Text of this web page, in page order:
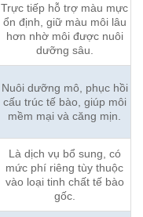
Trực tiếp hỗ trợ màu mực
ổn định, giữ màu môi lâu
hơn nhờ môi được nuôi
dưỡng sâu.
Nuôi dưỡng mô, phục hồi
cấu trúc tế bào, giúp môi
mềm mại và căng mịn.
Là dịch vụ bổ sung, có
mức phí riêng tùy thuộc
vào loại tinh chất tế bào
gốc.